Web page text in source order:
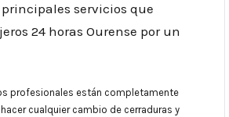
servicios que
24 horas Ourense por un
profesionales están completamente
cualquier cambio de cerraduras y